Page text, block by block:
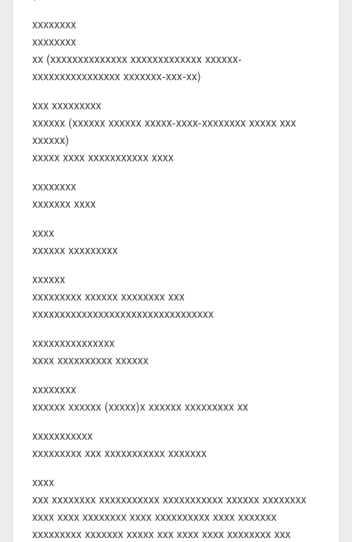
xxxxxxxx
xxxxxxxx
xx (xxxxxxxxxxxxxx xxxxxxxxxxxxx xxxxxx-
xxxxxxxxxxxxxxxx xxxxxxx-xxx-xx)
xxx xxxxxxxxx
xxxxxx (xxxxxx xxxxxx xxxxx-xxxx-xxxxxxxx xxxxx xxx
xxxxxx)
xxxxx xxxx xxxxxxxxxxx xxxx
xxxxxxxx
xxxxxxx xxxx
xxxx
xxxxxx xxxxxxxxx
xxxxxx
xxxxxxxxx xxxxxx xxxxxxxx xxx
xxxxxxxxxxxxxxxxxxxxxxxxxxxxxxxxx
xxxxxxxxxxxxxxx
xxxx xxxxxxxxxx xxxxxx
xxxxxxxx
xxxxxx xxxxxx (xxxxx)x xxxxxx xxxxxxxxx xx
xxxxxxxxxxx
xxxxxxxxx xxx xxxxxxxxxxx xxxxxxx
xxxx
xxx xxxxxxxx xxxxxxxxxxx xxxxxxxxxxx xxxxxx xxxxxxxx
xxxx xxxx xxxxxxxx xxxx xxxxxxxxxx xxxx xxxxxxx
xxxxxxxxx xxxxxxx xxxxx xxx xxxx xxxx xxxxxxxx xxx